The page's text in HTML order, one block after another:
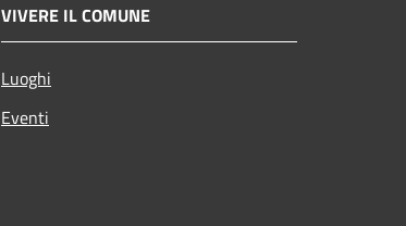
VIVERE IL COMUNE
Luoghi
Eventi